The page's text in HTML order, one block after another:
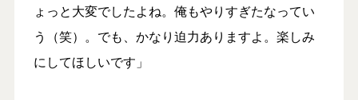
ょっと大変でしたよね。俺もやりすぎたなってい
う（笑）。でも、かなり迫力ありますよ。楽しみ
にしてほしいです」